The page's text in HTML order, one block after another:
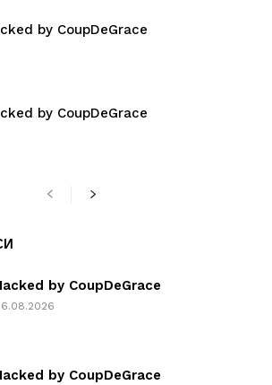
by CoupDeGrace
by CoupDeGrace
by CoupDeGrace
by CoupDeGrace